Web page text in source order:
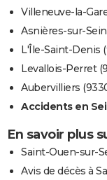
Villeneuve-la-
Asnières-sur-
L'Île-Saint-Denis
Levallois-Perret
Aubervilliers
Accidents en
En savoir plus
Saint-Ouen-sur-
Avis de décès à